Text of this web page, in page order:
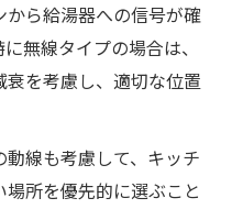
ら給湯器への信号が確
無線タイプの場合は、
を考慮し、適切な位置
線も考慮して、キッチ
所を優先的に選ぶこと